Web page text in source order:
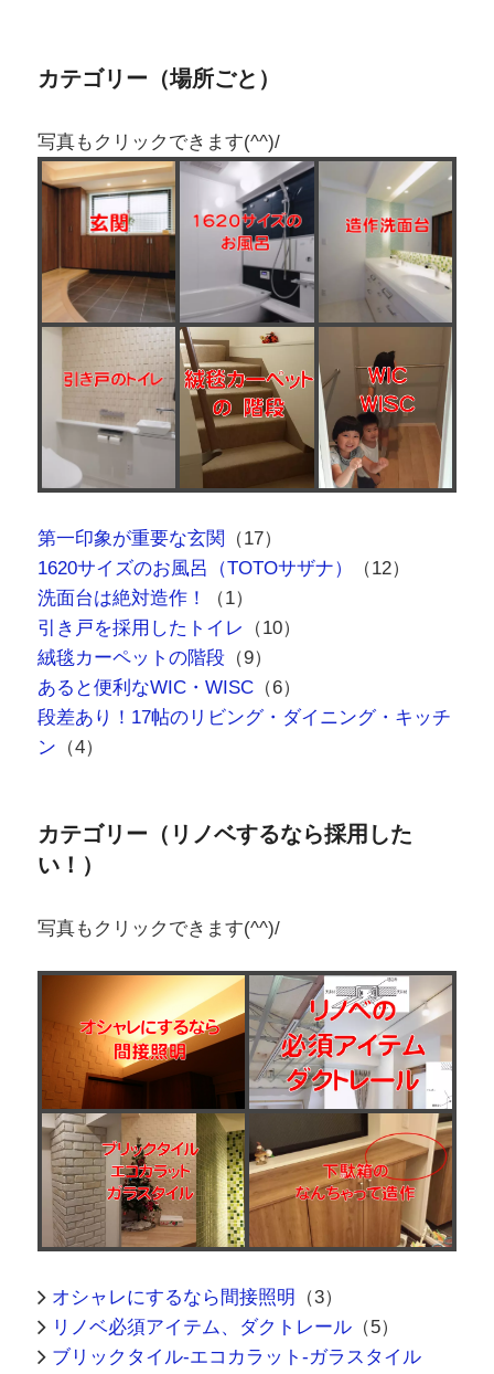
カテゴリー（場所ごと）
写真もクリックできます(^^)/
第一印象が重要な玄関 （17）
1620サイズのお風呂（TOTOサザナ）
（12）
洗面台は絶対造作！
（1）
引き戸を採用したトイレ （10）
絨毯カーペットの階段（9）
あると便利なWIC・WISC（6）
段差あり！17帖のリビング・ダイニング・キッチ
ン （4）
カテゴリー（リノベするなら採用した
い！）
写真もクリックできます(^^)/
オシャレにするなら間接照明 （3）
リノベ必須アイテム、ダクトレール（5）
ブリックタイル-エコカラット-ガラスタイル